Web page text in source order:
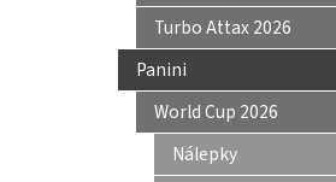
Turbo Attax 2026
Panini
World Cup 2026
Nálepky